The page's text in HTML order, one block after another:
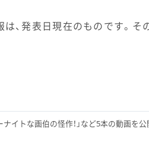
、発表日現在のものです。
ナイトな画伯の怪作！」など5本の動画を